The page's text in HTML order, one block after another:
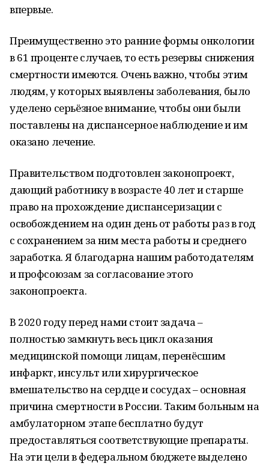
впервые.
Преимущественно это ранние формы онкологии
в 61 проценте случаев, то есть резервы снижения
смертности имеются. Очень важно, чтобы этим
людям, у которых выявлены заболевания, было
уделено серьёзное внимание, чтобы они были
поставлены на диспансерное наблюдение и им
оказано лечение.
Правительством подготовлен законопроект,
дающий работнику в возрасте 40 лет и старше
право на прохождение диспансеризации с
освобождением на один день от работы раз в год
с сохранением за ним места работы и среднего
заработка. Я благодарна нашим работодателям
и профсоюзам за согласование этого
законопроекта.
В 2020 году перед нами стоит задача –
полностью замкнуть весь цикл оказания
медицинской помощи лицам, перенёсшим
инфаркт, инсульт или хирургическое
вмешательство на сердце и сосудах – основная
причина смертности в России. Таким больным на
амбулаторном этапе бесплатно будут
предоставляться соответствующие препараты.
На эти цели в федеральном бюджете выделено